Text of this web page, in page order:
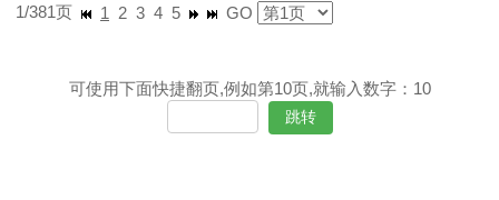
1/381页 1 2 3 4 5 GO
可使用下面快捷翻页,例如第10页,就输入数字：10